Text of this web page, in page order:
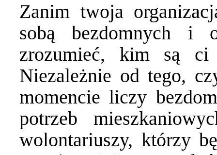
Zanim twoja
sobą bezdomnych i
zrozumieć, kim są
Niezależnie od tego,
momencie liczy
potrzeb
wolontariuszy, którzy